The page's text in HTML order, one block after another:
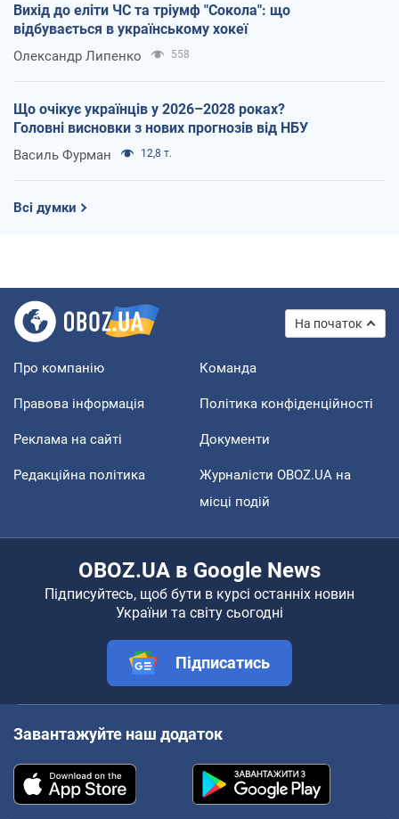
Вихід до еліти ЧС та тріумф "Сокола": що
відбувається в українському хокеї
Олександр Липенко 558
Що очікує українців у 2026–2028 роках?
Головні висновки з нових прогнозів від НБУ
Василь Фурман 12,8 т.
Всі думки
На початок
Про компанію Команда
Правова інформація Політика конфіденційності
Реклама на сайті Документи
Редакційна політика
Журналісти OBOZ.UA на
місці подій
OBOZ.UA в Google News
Підписуйтесь, щоб бути в курсі останніх новин
України та світу сьогодні
Підписатись
Завантажуйте наш додаток